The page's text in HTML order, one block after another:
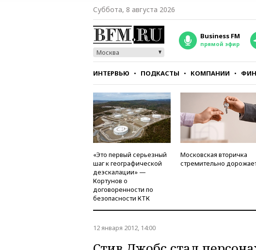
Суббота, 8 августа 2026
Москва
Business FM
прямой эфир
ИНТЕРВЬЮ ПОДКАСТЫ КОМПАНИИ
СТИЛЬ ТЕСТЫ
«Это первый серьезный
шаг к географической
деэскалации» —
Кортунов о
договоренности по
безопасности КТК
Московская вторичка
стремительно
12 января 2012, 14:00